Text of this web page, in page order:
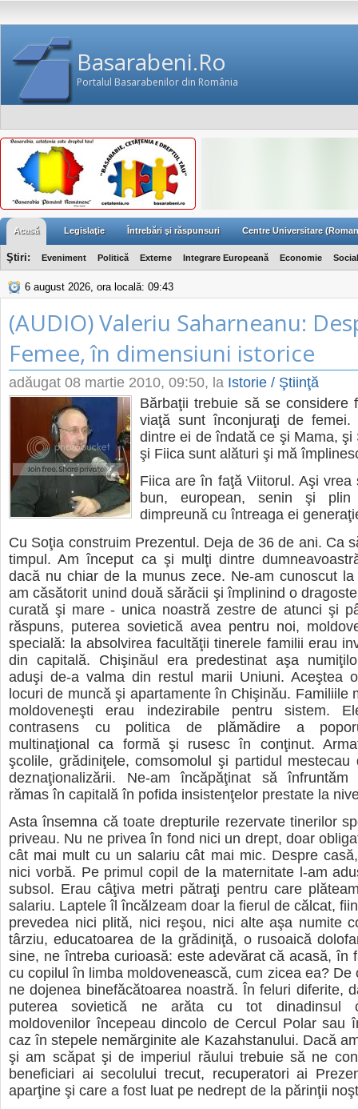
Basarabeni.Ro
Portalul Basarabenilor din România
Acasă Legislaţie Întrebări şi răspunsuri Centre Universitare
Ştiri: Eveniment Politică Externe Integrare Europeană Economie Social
6 august 2026, ora locală: 09:43
(AUDIO) Valeriu Saharneanu:
Femee, în dimensiuni istorice
adăugat 08 martie 2010, 09:50, la Istorie / Ştiinţă
Bărbaţii trebuie să se considere
viaţă sunt înconjuraţi de
dintre ei de îndată ce şi Mama, şi
şi Fiica sunt alături şi mă
Fiica are în faţă Viitorul. Aşi vrea
bun, european, senin şi plin
dimpreună cu întreaga ei
Cu Soţia construim Prezentul. Deja de 36 de ani. Ca
timpul. Am început ca şi mulţi dintre
dacă nu chiar de la munus zece. Ne-am cunoscut
am căsătorit unind două sărăcii şi împlinind o
curată şi mare - unica noastră zestre de atunci şi
răspuns, puterea sovietică avea pentru noi,
specială: la absolvirea facultăţii tinerele familii erau
din capitală. Chişinăul era predestinat aşa
aduşi de-a valma din restul marii Uniuni. Aceştea
locuri de muncă şi apartamente în Chişinău. Familiile
moldoveneşti erau indezirabile pentru sistem.
contrasens cu politica de plămădire a
multinaţional ca formă şi rusesc în conţinut.
şcolile, grădiniţele, comsomolul şi partidul mestecau
deznaţionalizării. Ne-am încăpăţinat să înfruntăm
rămas în capitală în pofida insistenţelor prestate la
Asta însemna că toate drepturile rezervate tinerilor
priveau. Nu ne privea în fond nici un drept, doar
cât mai mult cu un salariu cât mai mic. Despre
nici vorbă. Pe primul copil de la maternitate l-am
subsol. Erau câţiva metri pătraţi pentru care
salariu. Laptele îl încălzeam doar la fierul de călcat,
prevedea nici plită, nici reşou, nici alte aşa numite
târziu, educatoarea de la grădiniţă, o rusoaică
sine, ne întreba curioasă: este adevărat că acasă, în
cu copilul în limba moldovenească, cum zicea ea? De
ne dojenea binefăcătoarea noastră. În feluri diferite,
puterea sovietică ne arăta cu tot dinadinsul
moldovenilor începeau dincolo de Cercul Polar sau
caz în stepele nemărginite ale Kazahstanului. Dacă
şi am scăpat şi de imperiul răului trebuie să ne
beneficiari ai secolului trecut, recuperatori ai
aparţine şi care a fost luat pe nedrept de la părinţii